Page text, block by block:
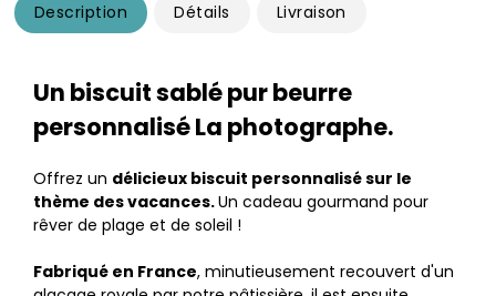
Description Détails Livraison
Un biscuit sablé pur beurre
personnalisé La photographe.
Offrez un délicieux biscuit personnalisé sur le
thème des vacances.Un cadeau gourmand pour
rêver de plage et de soleil !
Fabriqué en France, minutieusement recouvert d'un